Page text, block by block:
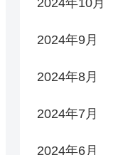
2024年9月
2024年8月
2024年7月
2024年6月